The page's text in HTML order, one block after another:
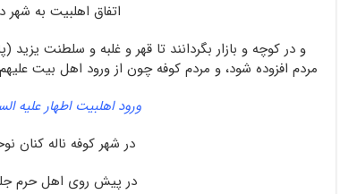
اتفاق اهلبیت به شهر
و در کوچه و بازار بگردانند تا قهر و غلبه و سلطنت
مردم افزوده شود، و مردم کوفه چون از ورود اهل بیت علیهم
ورود اهلبیت اطهار علیه
در شهر کوفه ناله کنان
در پیش روی اهل حرم